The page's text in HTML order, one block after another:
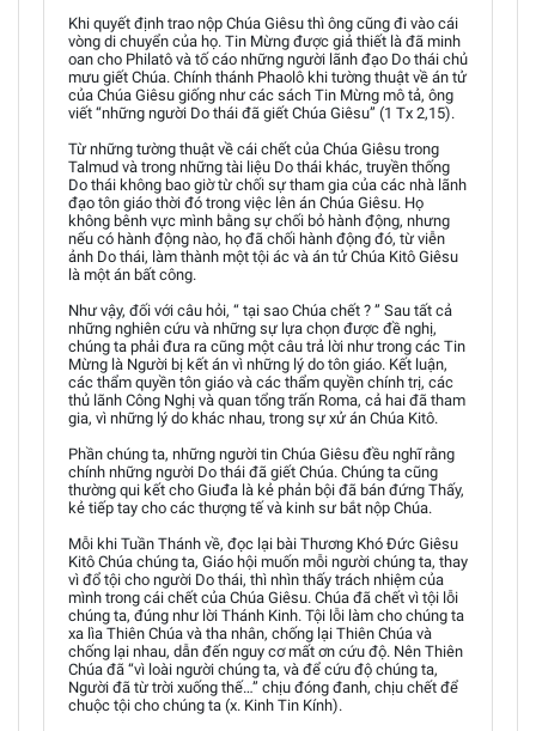
Khi quyết định trao nộp Chúa Giêsu thì ông cũng đi vào cái
vòng di chuyển của họ. Tin Mừng được giả thiết là đã minh
oan cho Philatô và tố cáo những người lãnh đạo Do thái chủ
mưu giết Chúa. Chính thánh Phaolô khi tường thuật về án tử
của Chúa Giêsu giống như các sách Tin Mừng mô tả, ông
viết “những người Do thái đã giết Chúa Giêsu” (1 Tx 2,15).
Từ những tường thuật về cái chết của Chúa Giêsu trong
Talmud và trong những tài liệu Do thái khác, truyền thống
Do thái không bao giờ từ chối sự tham gia của các nhà lãnh
đạo tôn giáo thời đó trong việc lên án Chúa Giêsu. Họ
không bênh vực mình bằng sự chối bỏ hành động, nhưng
nếu có hành động nào, họ đã chối hành động đó, từ viễn
ảnh Do thái, làm thành một tội ác và án tử Chúa Kitô Giêsu
là một án bất công.
Như vậy, đối với câu hỏi, “ tại sao Chúa chết ? ” Sau tất cả
những nghiên cứu và những sự lựa chọn được đề nghị,
chúng ta phải đưa ra cũng một câu trả lời như trong các Tin
Mừng là Người bị kết án vì những lý do tôn giáo. Kết luận,
các thẩm quyền tôn giáo và các thẩm quyền chính trị, các
thủ lãnh Công Nghị và quan tổng trấn Roma, cả hai đã tham
gia, vì những lý do khác nhau, trong sự xử án Chúa Kitô.
Phần chúng ta, những người tin Chúa Giêsu đều nghĩ rằng
chính những người Do thái đã giết Chúa. Chúng ta cũng
thường qui kết cho Giuđa là kẻ phản bội đã bán đứng Thấy,
kẻ tiếp tay cho các thượng tế và kinh sư bắt nộp Chúa.
Mỗi khi Tuần Thánh về, đọc lại bài Thương Khó Đức Giêsu
Kitô Chúa chúng ta, Giáo hội muốn mỗi người chúng ta, thay
vì đổ tội cho người Do thái, thì nhìn thấy trách nhiệm của
mình trong cái chết của Chúa Giêsu. Chúa đã chết vì tội lỗi
chúng ta, đúng như lời Thánh Kinh. Tội lỗi làm cho chúng ta
xa lìa Thiên Chúa và tha nhân, chống lại Thiên Chúa và
chống lại nhau, dẫn đến nguy cơ mất ơn cứu độ. Nên Thiên
Chúa đã “vì loài người chúng ta, và để cứu độ chúng ta,
Người đã từ trời xuống thế…” chịu đóng đanh, chịu chết để
chuộc tội cho chúng ta (x. Kinh Tin Kính).